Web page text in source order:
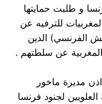
و طلبت حمايتها
للترفيه عن
الفرنسي) الدين
المغربية عن سلطتهم .
مديرة ماخور
لجنود فرنسا